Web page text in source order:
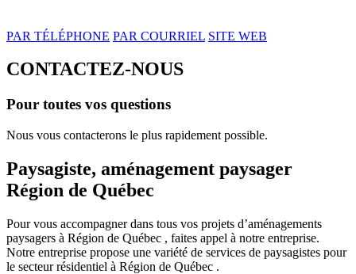
418.609.1735
Grandes régions
PAR TÉLÉPHONE PAR COURRIEL SITE WEB
CONTACTEZ-NOUS
Pour toutes vos questions
Nous vous contacterons le plus rapidement possible.
Paysagiste, aménagement paysager
Région de Québec
Pour vous accompagner dans tous vos projets d’aménagements
paysagers à Région de Québec , faites appel à notre entreprise.
Notre entreprise propose une variété de services de paysagistes pour
le secteur résidentiel à Région de Québec .